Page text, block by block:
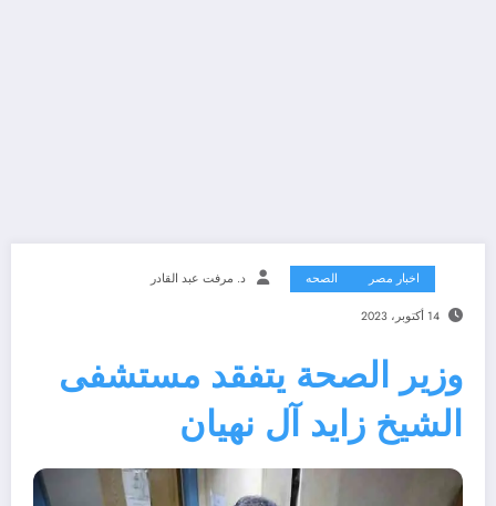
اخبار مصر الصحه د. مرفت عبد القادر
14 أكتوبر، 2023
وزير الصحة يتفقد مستشفى
الشيخ زايد آل نهيان